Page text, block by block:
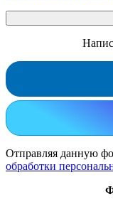
Отправляя данную
обработки